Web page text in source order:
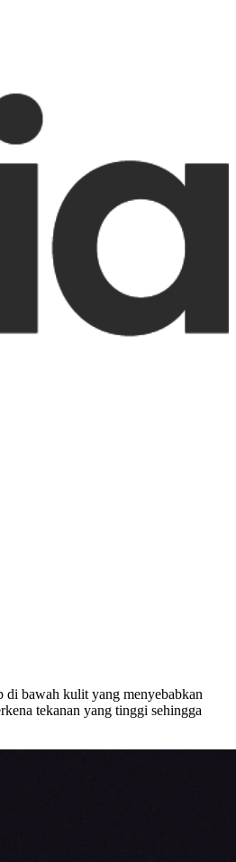
di bawah kulit yang menyebabkan
tekanan yang tinggi sehingga